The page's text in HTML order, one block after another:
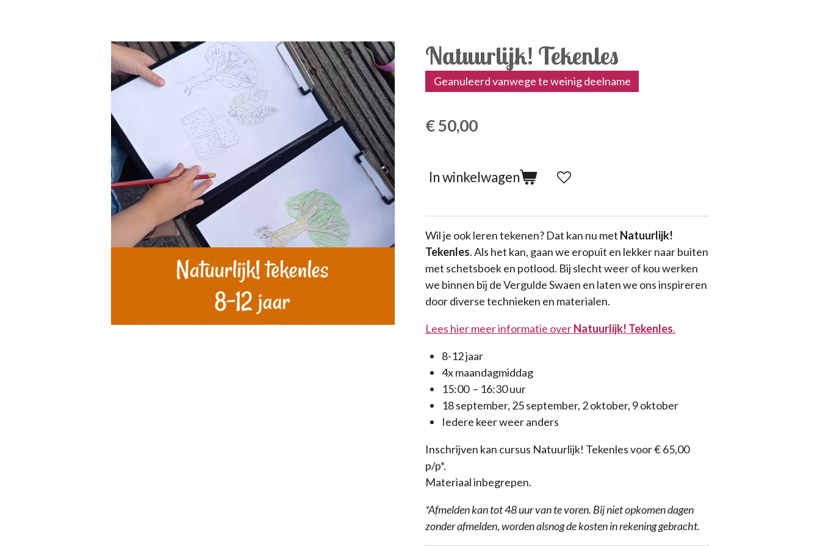
Natuurlijk! Tekenles
Geanuleerd vanwege te weinig deelname
€ 50,00
In winkelwagen
Wil je ook leren tekenen? Dat kan nu met Natuurlijk!
Tekenles. Als het kan, gaan we eropuit en lekker naar buiten
met schetsboek en potlood. Bij slecht weer of kou werken
we binnen bij de Vergulde Swaen en laten we ons inspireren
door diverse technieken en materialen.
Lees hier meer informatie overNatuurlijk! Tekenles.
8-12 jaar
4x maandagmiddag
15:00 – 16:30 uur
18 september, 25 september, 2 oktober, 9 oktober
Iedere keer weer anders
Inschrijven kan cursus Natuurlijk! Tekenles voor € 65,00
p/p*.
Materiaal inbegrepen.
*Afmelden kan tot 48 uur van te voren. Bij niet opkomen dagen
zonder afmelden, worden alsnog de kosten in rekening gebracht.